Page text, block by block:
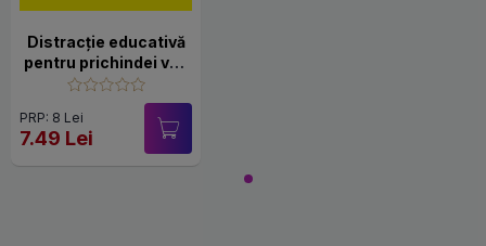
Distracție educativă
pentru prichindei vol.
2.
PRP: 8 Lei
7.49 Lei